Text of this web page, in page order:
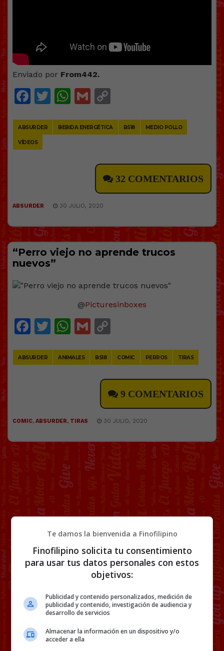
Enviado por From442.
Facebook
Twitter
WhatsApp
Gmail
ABSURDER BEBIDA ENERGÉTICA BS18 MEDIO POLLO
VÍDEOS
32 COMENTARIOS
ABSURDER 30 JULIO, 2020
“Perro viejo no aprende trucos
nuevos”
@Picturesinboxes
Facebook
Twitter
WhatsApp
Gmail
ABSURDER ANIMALES BS18 COMIC PERROS TIRAS
9 COMENTARIOS
COMIC, ABSURDER, TIRAS 30 JULIO, 2020
Te damos la bienvenida a Finofilipino
Finofilipino solicita tu consentimiento
para usar tus datos personales con estos
objetivos:
Publicidad y contenido personalizados, medición de
publicidad y contenido, investigación de audiencia y
desarrollo de servicios
Almacenar la información en un dispositivo y/o
acceder a ella